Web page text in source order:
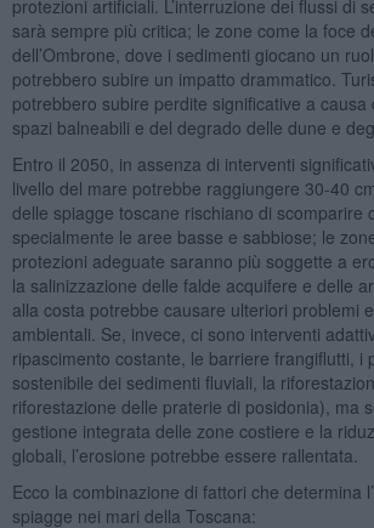
protezioni artificiali. L’interruzione dei flussi di
sarà sempre più critica; le zone come la foce
dell’Ombrone, dove i sedimenti giocano un
potrebbero subire un impatto drammatico.
potrebbero subire perdite significative a causa
spazi balneabili e del degrado delle dune e
Entro il 2050, in assenza di interventi
livello del mare potrebbe raggiungere 30-40
delle spiagge toscane rischiano di scomparire
specialmente le aree basse e sabbiose; le
protezioni adeguate saranno più soggette a
la salinizzazione delle falde acquifere e delle
alla costa potrebbe causare ulteriori problemi
ambientali. Se, invece, ci sono interventi
ripascimento costante, le barriere frangiflutti, i
sostenibile dei sedimenti fluviali, la
riforestazione delle praterie di posidonia), ma
gestione integrata delle zone costiere e la
globali, l’erosione potrebbe essere rallentata.
Ecco la combinazione di fattori che determina
spiagge nei mari della Toscana: